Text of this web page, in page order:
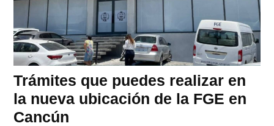
Trámites que puedes realizar en
la nueva ubicación de la FGE en
Cancún